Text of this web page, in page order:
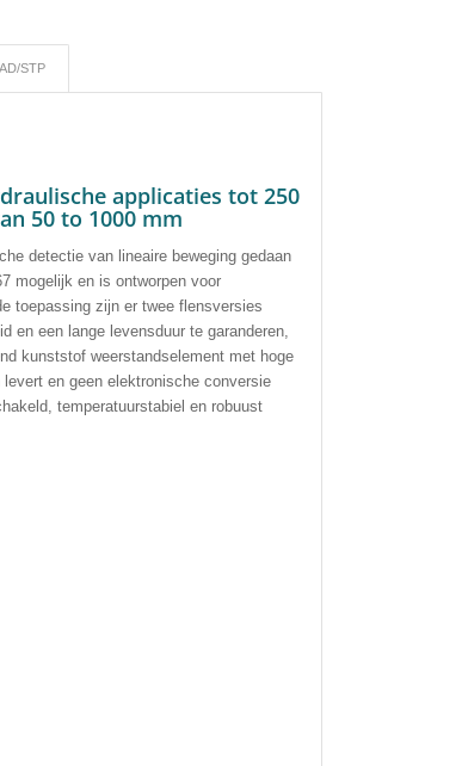
STP
applicaties tot 250
50 to 1000 mm
detectie van lineaire beweging gedaan
mogelijk en is ontworpen voor
toepassing zijn er twee flensversies
en een lange levensduur te garanderen,
kunststof weerstandselement met hoge
en geen elektronische conversie
temperatuurstabiel en robuust